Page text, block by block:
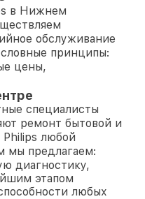
в Нижнем
обслуживание
принципы:
цены,
специалисты
ремонт бытовой и
Philips любой
мы предлагаем:
диагностику,
этапом
любых